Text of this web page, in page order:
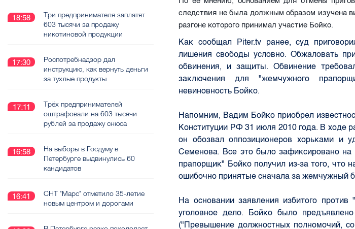
следствия не была должным образом изучена
разгоне которого принимал участие Бойко.
Как сообщал Piter.tv ранее, суд
лишения свободы условно. Обжаловать
обвинения, и защиты. Обвинение
заключения для "жемчужного
невиновность Бойко.
Напомним, Вадим Бойко приобрел
Конституции РФ 31 июля 2010 года. В ходе
он обозвал оппозиционеров хорьками и
Семенова. Все это было зафиксировано
прапорщик" Бойко получил из-за того, что
ошибочно принятые сначала за жемчужный
На основании заявления избитого
уголовное дело. Бойко было
("Превышение должностных полномочий,
18:58
Три предпринимателя заплатят
603 тысячи за продажу
никотиновой продукции
17:30
Роспотребнадзор дал
инструкцию, как вернуть деньги
за тухлые продукты
17:11
Трёх предпринимателей
оштрафовали на 603 тысячи
рублей за продажу снюса
16:58
На выборы в Госдуму в
Петербурге выдвинулись 60
кандидатов
16:41
СНТ "Марс" отметило 35-летие
новым центром и дорогами